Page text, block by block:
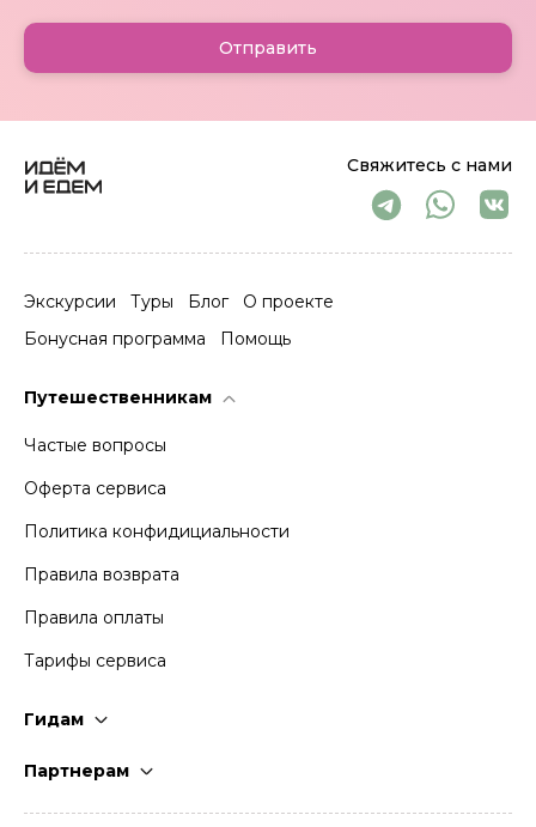
Свяжитесь с нами
Экскурсии Туры Блог
О проекте
Бонусная программа
Помощь
Путешественникам
Частые вопросы
Оферта сервиса
Политика конфидициальности
Правила возврата
Правила оплаты
Тарифы сервиса
Гидам
Партнерам
Отправить